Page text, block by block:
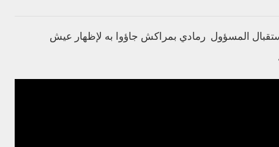
المسؤول رمادي بمراكش جاؤوا به لإظهار عيش